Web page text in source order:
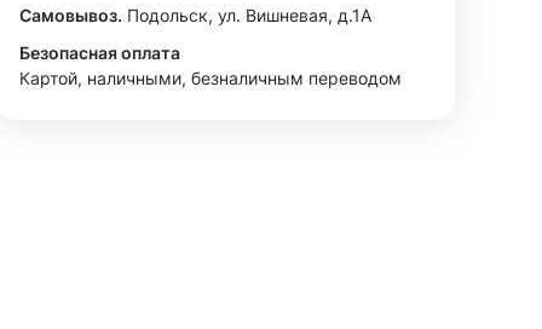
Самовывоз. Подольск, ул. Вишневая, д.1А
Безопасная оплата
Картой, наличными, безналичным переводом